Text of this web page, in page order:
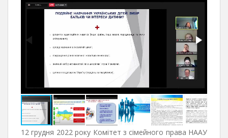
12 грудня 2022 року Комітет з сімейного права НААУ